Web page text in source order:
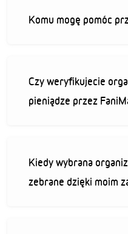
Komu mogę pomóc
Czy weryfikujecie
pieniądze przez
Kiedy wybrana
zebrane dzięki moim